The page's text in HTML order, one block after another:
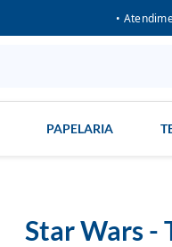
•
PAPELARIA
Star Wars -